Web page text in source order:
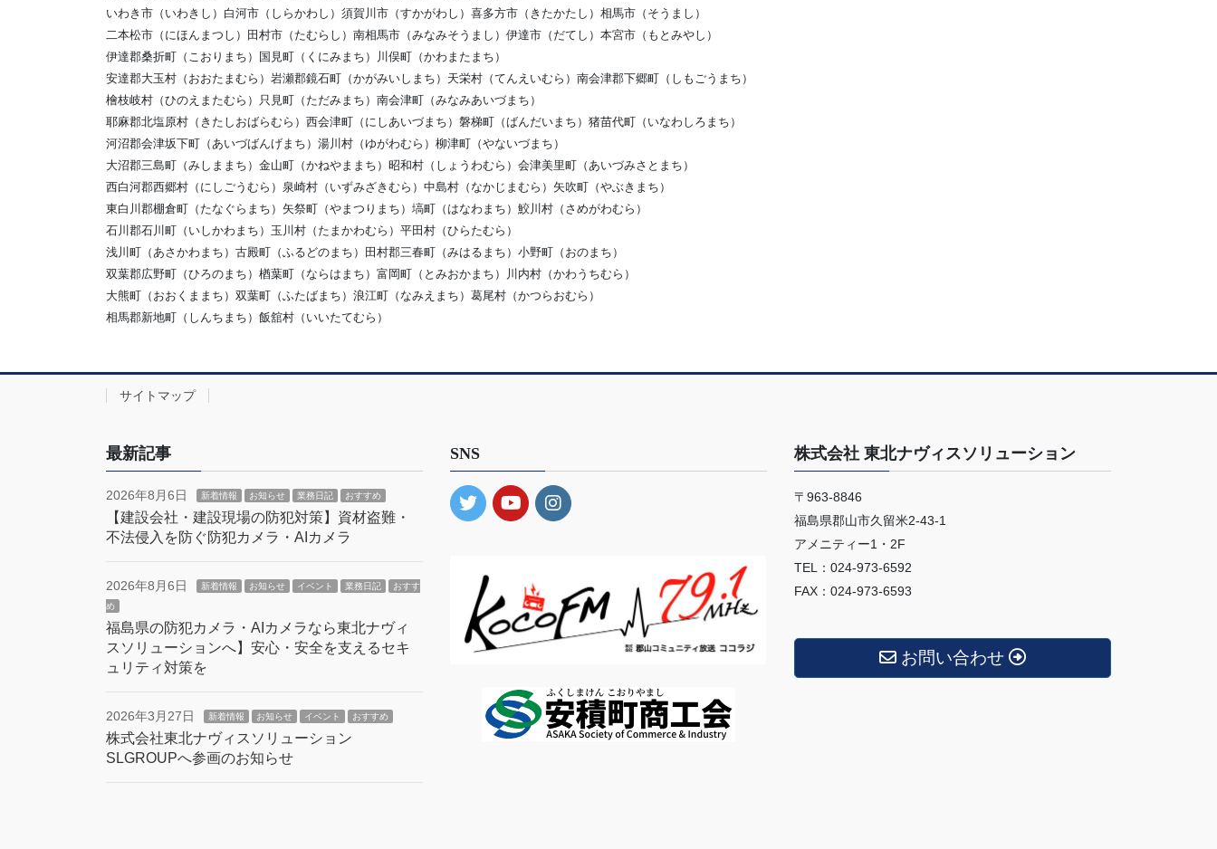
いわき市（いわきし）白河市（しらかわし）須賀川市（すかがわし）喜多方市（きたかたし）相馬市（そうまし）
二本松市（にほんまつし）田村市（たむらし）南相馬市（みなみそうまし）伊達市（だてし）本宮市（もとみやし）
伊達郡桑折町（こおりまち）国見町（くにみまち）川俣町（かわまたまち）
安達郡大玉村（おおたまむら）岩瀬郡鏡石町（かがみいしまち）天栄村（てんえいむら）南会津郡下郷町（しもごうまち）
檜枝岐村（ひのえまたむら）只見町（ただみまち）南会津町（みなみあいづまち）
耶麻郡北塩原村（きたしおばらむら）西会津町（にしあいづまち）磐梯町（ばんだいまち）猪苗代町（いなわしろまち）
河沼郡会津坂下町（あいづばんげまち）湯川村（ゆがわむら）柳津町（やないづまち）
大沼郡三島町（みしままち）金山町（かねやままち）昭和村（しょうわむら）会津美里町（あいづみさとまち）
西白河郡西郷村（にしごうむら）泉崎村（いずみざきむら）中島村（なかじまむら）矢吹町（やぶきまち）
東白川郡棚倉町（たなぐらまち）矢祭町（やまつりまち）塙町（はなわまち）鮫川村（さめがわむら）
石川郡石川町（いしかわまち）玉川村（たまかわむら）平田村（ひらたむら）
浅川町（あさかわまち）古殿町（ふるどのまち）田村郡三春町（みはるまち）小野町（おのまち）
双葉郡広野町（ひろのまち）楢葉町（ならはまち）富岡町（とみおかまち）川内村（かわうちむら）
大熊町（おおくままち）双葉町（ふたばまち）浪江町（なみえまち）葛尾村（かつらおむら）
相馬郡新地町（しんちまち）飯舘村（いいたてむら）
サイトマップ
最新記事
2026年8月6日 新着情報 お知らせ 業務日記 おすすめ
【建設会社・建設現場の防犯対策】資材盗難・
不法侵入を防ぐ防犯カメラ・AIカメラ
2026年8月6日 新着情報 お知らせ イベント 業務日記
おすす
め
福島県の防犯カメラ・AIカメラなら東北ナヴィ
スソリューションへ】安心・安全を支えるセキ
ュリティ対策を
2026年3月27日 新着情報 お知らせ イベント おすすめ
株式会社東北ナヴィスソリューション
SLGROUPへ参画のお知らせ
SNS 株式会社 東北ナヴィスソリューション
〒963-8846
福島県郡山市久留米2-43-1
アメニティー1・2F
TEL：024-973-6592
FAX：024-973-6593
お問い合わせ